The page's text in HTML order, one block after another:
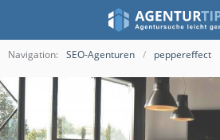
Navigation: SEO-Agenturen peppereffect